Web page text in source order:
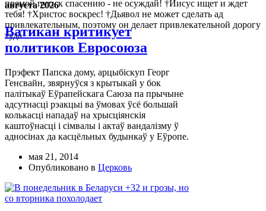
прямой путь к спасению - не осуждай! †Иисус ищет и ждет
тебя! †Христос воскрес! †Дьявол не может сделать ад
привлекательным, поэтому он делает привлекательной дорогу
туда
августа 2026
Ватикан критикует
политиков Евросоюза
Прэфект Папска дому, арцыбіскуп Георг
Генсвайн, звярнуўся з крытыкай у бок
палітыкаў Еўрапейскага Саюза па прычыне
адсутнасці рэакцыі ва ўмовах ўсё большай
колькасці нападаў на хрысціянскія
каштоўнасці і сімвалы і актаў вандалізму ў
адносінах да касцёльных будынкаў у Еўропе.
мая 21, 2014
Опубликовано в Церковь